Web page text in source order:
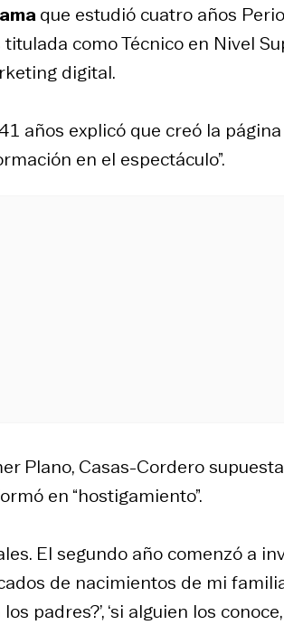
que estudió cuatro años
como Técnico en Nivel
digital.
años explicó que creó la
en el espectáculo”.
Plano, Casas-Cordero
en “hostigamiento”.
El segundo año comenzó a
de nacimientos de mi
padres?’, ‘si alguien los